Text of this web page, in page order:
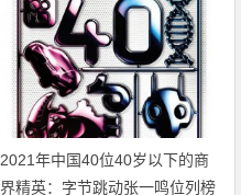
2021年中国40位40岁以下的商
界精英：字节跳动张一鸣位列榜